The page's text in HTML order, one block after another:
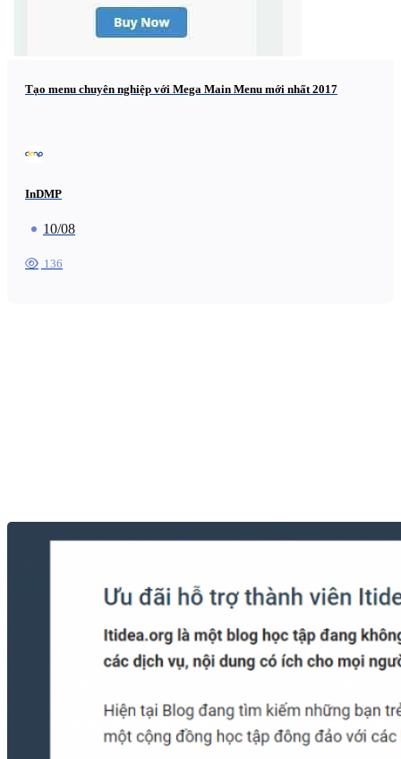
Tạo menu chuyên nghiệp với Mega Main Menu mới nhất 2017
InDMP
10/08
136